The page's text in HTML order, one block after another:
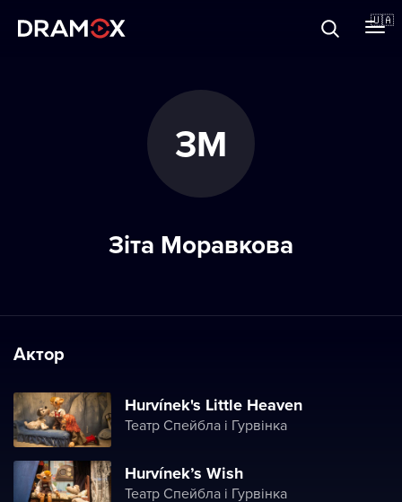
🇺🇦
Зареєструватися
ЗМ
Зіта Моравкова
Актор
Hurvínek's Little Heaven
Театр Спейбла і Гурвінка
Hurvínek’s Wish
Театр Спейбла і Гурвінка